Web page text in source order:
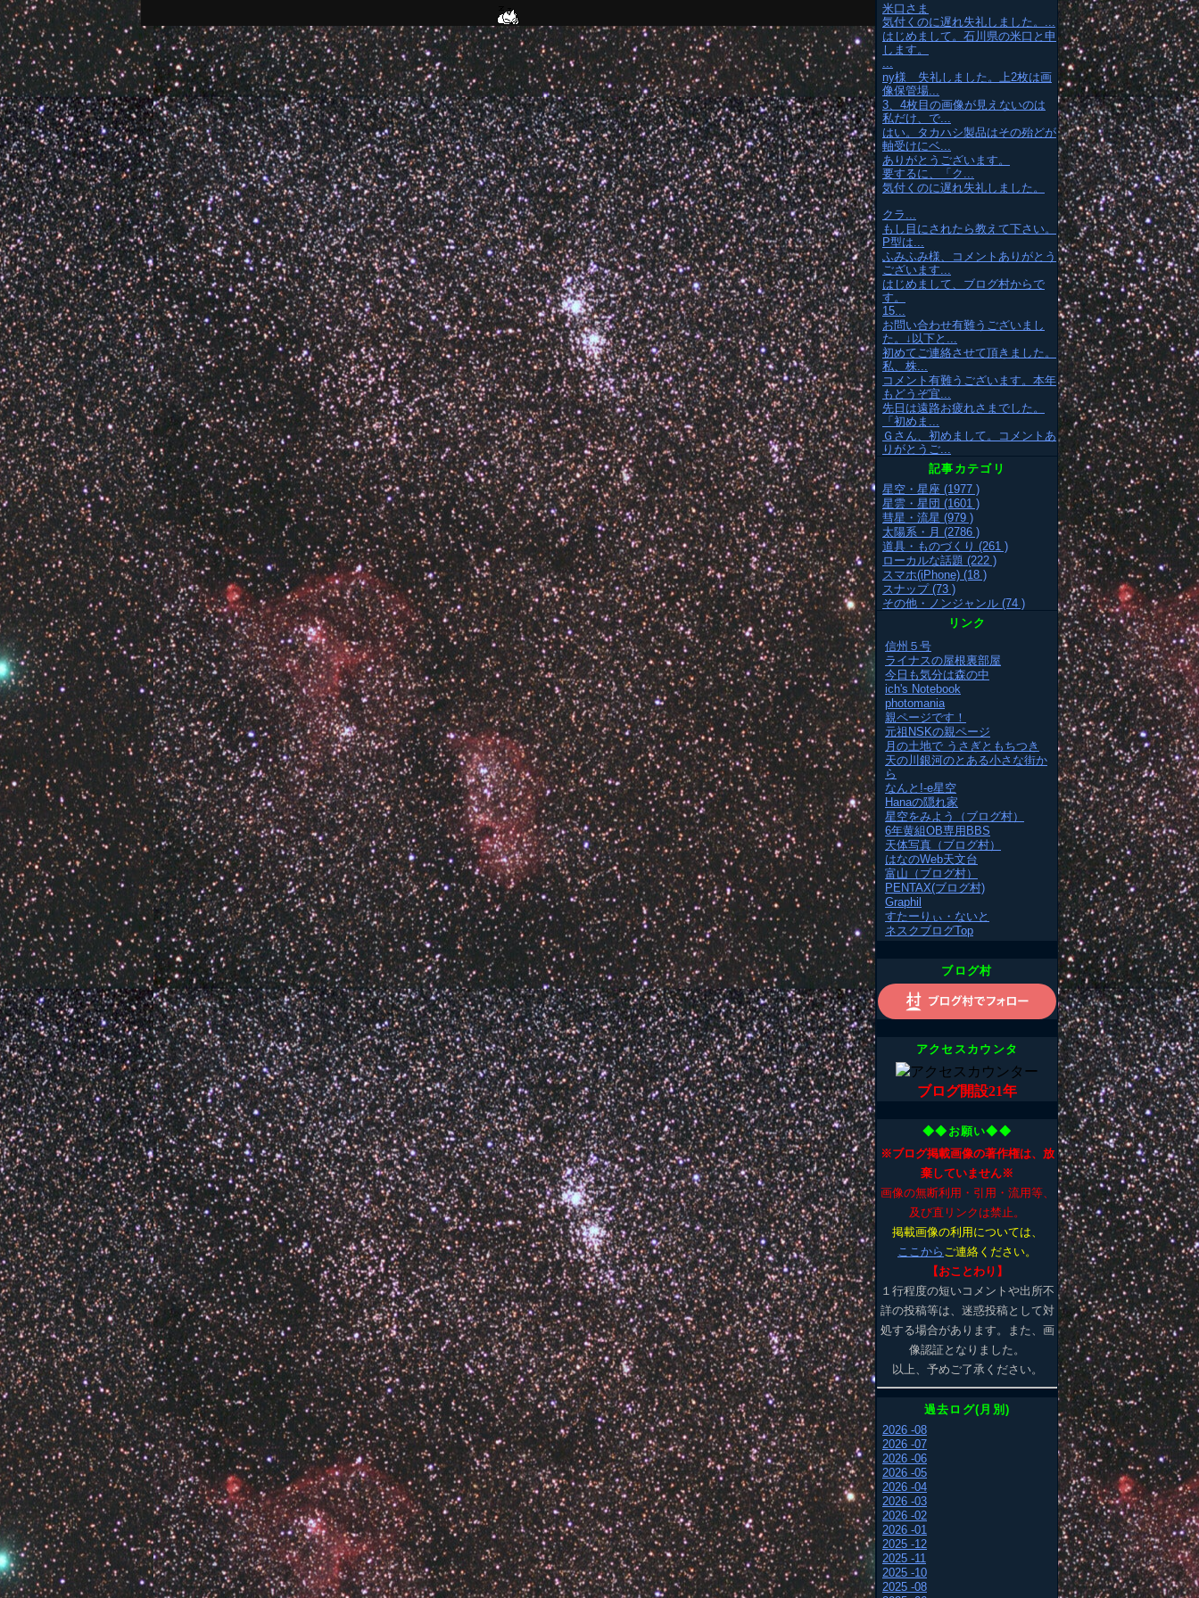
米口さま
気付くのに遅れ失礼しました。...
はじめまして。石川県の米口と申
します。
...
ny様 失礼しました。上2枚は画
像保管場...
3、4枚目の画像が見えないのは
私だけ、で...
はい。タカハシ製品はその殆どが
軸受けにベ...
ありがとうございます。
要するに、「ク...
気付くのに遅れ失礼しました。
クラ...
もし目にされたら教えて下さい。
P型は...
ふみふみ様、コメントありがとう
ございます...
はじめまして、ブログ村からで
す。
15...
お問い合わせ有難うございまし
た。↓以下と...
初めてご連絡させて頂きました。
私、株...
コメント有難うございます。本年
もどうぞ宜...
先日は遠路お疲れさまでした。
「初めま...
Ｇさん、初めまして。コメントあ
りがとうご...
記事カテゴリ
星空・星座 (1977 )
星雲・星団 (1601 )
彗星・流星 (979 )
太陽系・月 (2786 )
道具・ものづくり (261 )
ローカルな話題 (222 )
スマホ(iPhone) (18 )
スナップ (73 )
その他・ノンジャンル (74 )
リンク
信州５号
ライナスの屋根裏部屋
今日も気分は森の中
ich's Notebook
photomania
親ページです！
元祖NSKの親ページ
月の土地で うさぎともちつき
天の川銀河のとある小さな街か
ら
なんと!-e星空
Hanaの隠れ家
星空をみよう（ブログ村）
6年黄組OB専用BBS
天体写真（ブログ村）
はなのWeb天文台
富山（ブログ村）
PENTAX(ブログ村)
Graphil
すたーりぃ・ないと
ネスクブログTop
ブログ村
アクセスカウンタ
ブログ開設21年
◆◆お願い◆◆
※ブログ掲載画像の著作権は、放
棄していません※
画像の無断利用・引用・流用等、
及び直リンクは禁止。
掲載画像の利用については、
ここから ご連絡ください。
【おことわり】
１行程度の短いコメントや出所不
詳の投稿等は、迷惑投稿として対
処する場合があります。また、画
像認証となりました。
以上、予めご了承ください。
過去ログ(月別)
2026 -08
2026 -07
2026 -06
2026 -05
2026 -04
2026 -03
2026 -02
2026 -01
2025 -12
2025 -11
2025 -10
2025 -08